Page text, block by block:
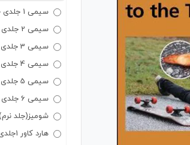
سیمی 1 جلدی 150,000 تومان
سیمی 2 جلدی 300,000 تومان
سیمی 3 جلدی 450,000 تومان
سیمی 4 جلدی 600,000 تومان
سیمی 5 جلدی 750,000 تومان
سیمی 6 جلدی 900,000 تومان
شومیز(جلد نرم) 180,000
هارد کاور 1جلدی (جلد سخت) 300,000 تومان